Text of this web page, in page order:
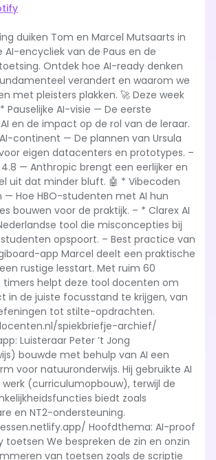
duiken Tom en Marcel Mutsaarts in
AI-encycliek van de Paus en de
Ontdek hoe AI-ready denken
verandert en waarom we
met pleisters plakken. 🚀 Deze week
Pauselijke AI-visie — De eerste
en de impact op de rol van de leraar.
continent — De plannen van Ursula
eigen datacenters en prototypes. –
— Anthropic brengt een eerlijker en
uit dat minder bluft. 🤖 * Vibecoden
Hoe HBO-studenten met AI hun
bouwen voor de praktijk. – * Clarex AI
tool die misconcepties bij
opspoort. – Best practice van
app Marcel deelt een praktische
rustige lesstart. Met ruim 60
helpt deze tool docenten om
in de juiste focusstand te krijgen, van
tot stilte-opdrachten.
spiekbriefje-archief/
Luisteraar Peter ’t Jong
bouwde met behulp van AI een
voor natuuronderwijs. Hij gebruikte AI
(curriculumopbouw), terwijl de
biedt zoals
en NT2-ondersteuning.
Hoofdthema: AI-proof
toetsen We bespreken de zin en onzin
van toetsen zoals de scriptie